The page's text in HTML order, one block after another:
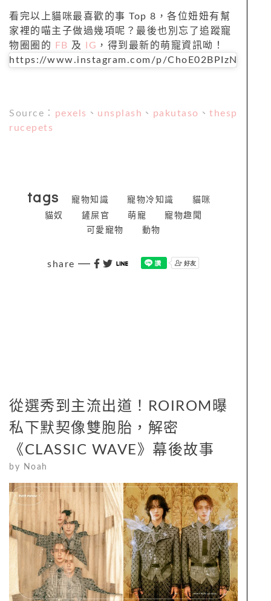
看完以上貓咪最喜歡的事 Top 8，各位妞妞有幫
家裡的喵主子做過幾項呢？最後也別忘了追蹤寵
物圈圈的
FB 及 IG ，得到最新的萌寵資訊呦！
https://www.instagram.com/p/ChoE02BPIzN
Source： pexels 、 unsplash 、 pakutaso 、 thesp
rucepets
tags 寵物知識 寵物冷知識
貓咪
貓奴
鏟屎官 萌寵
寵物趣聞
可愛寵物
動物
share
從選秀到主流出道！ROIROM曝
私下默契像雙胞胎，解密
《CLASSIC WAVE》幕後故事
by Noah